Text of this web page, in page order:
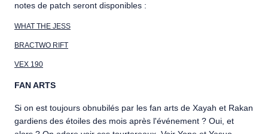
notes de patch seront disponibles :
WHAT THE JESS
BRACTWO RIFT
VEX 190
FAN ARTS
Si on est toujours obnubilés par les fan arts de Xayah et Rakan
gardiens des étoiles des mois après l'événement ? Oui, et